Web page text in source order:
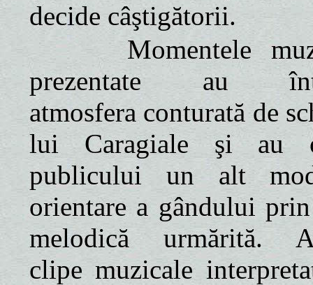
decide câştigătorii.
Momentele
prezentate au
atmosfera conturată de
lui Caragiale şi au
publicului un alt
orientare a gândului
melodică urmărită.
clipe muzicale